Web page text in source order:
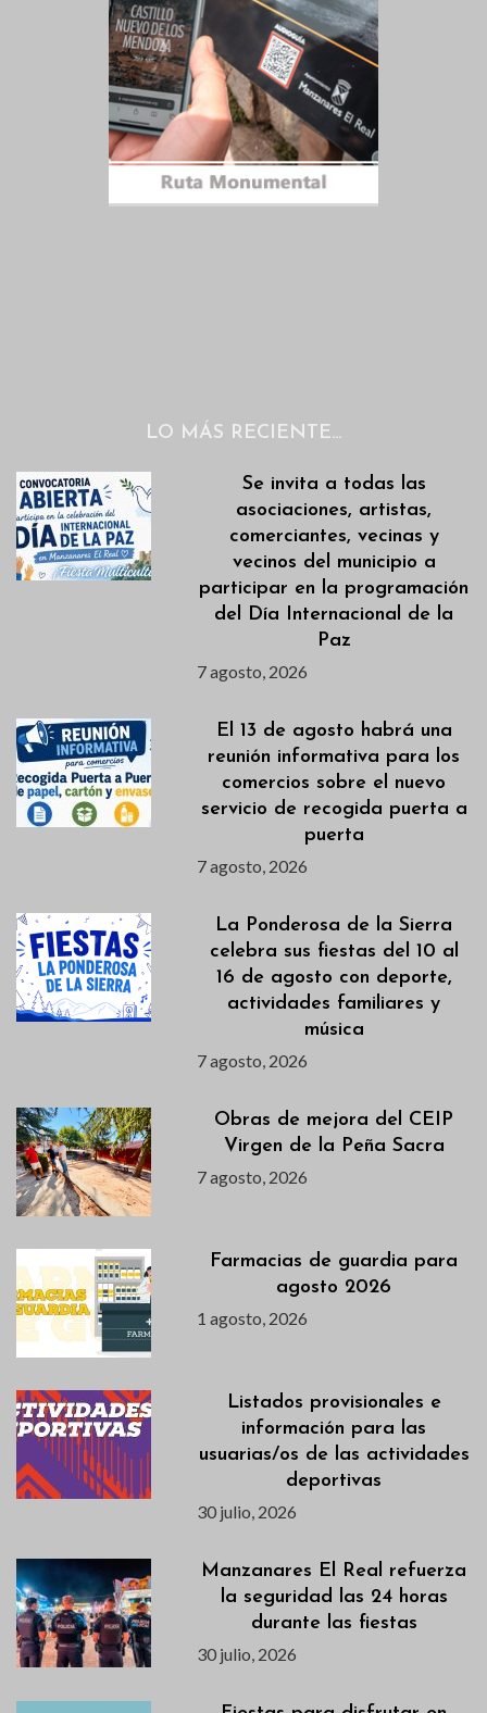
LO MÁS RECIENTE…
Se invita a todas las
asociaciones, artistas,
comerciantes, vecinas y
vecinos del municipio a
participar en la programación
del Día Internacional de la
Paz
7 agosto, 2026
El 13 de agosto habrá una
reunión informativa para los
comercios sobre el nuevo
servicio de recogida puerta a
puerta
7 agosto, 2026
La Ponderosa de la Sierra
celebra sus fiestas del 10 al
16 de agosto con deporte,
actividades familiares y
música
7 agosto, 2026
Obras de mejora del CEIP
Virgen de la Peña Sacra
7 agosto, 2026
Farmacias de guardia para
agosto 2026
1 agosto, 2026
Listados provisionales e
información para las
usuarias/os de las actividades
deportivas
30 julio, 2026
Manzanares El Real refuerza
la seguridad las 24 horas
durante las fiestas
30 julio, 2026